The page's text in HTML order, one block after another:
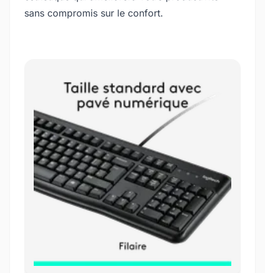
sans compromis sur le confort.